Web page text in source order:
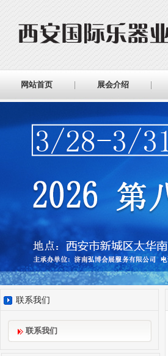
网站首页 展会介绍
联系我们
联系我们